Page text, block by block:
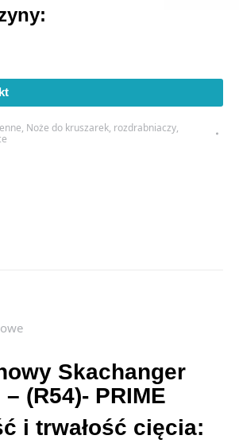
, Noże do kruszarek, rozdrabniaczy,
Skachanger
(R54)- PRIME
i trwałość cięcia: